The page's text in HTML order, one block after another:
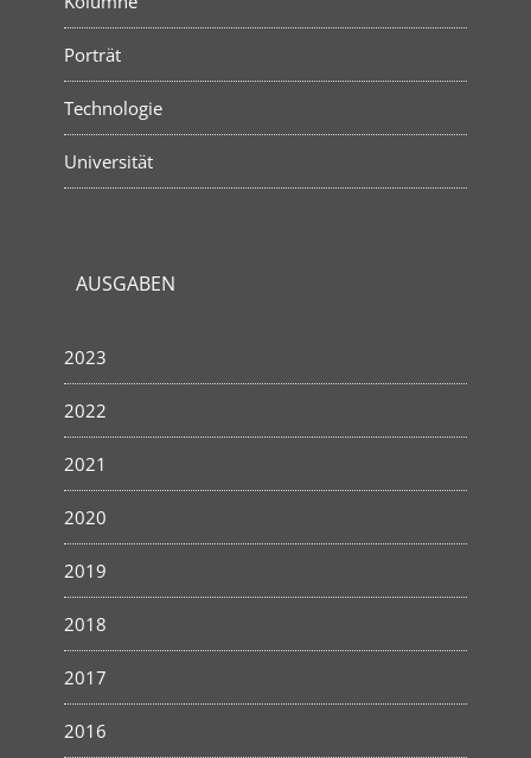
Porträt
Technologie
Universität
AUSGABEN
2023
2022
2021
2020
2019
2018
2017
2016